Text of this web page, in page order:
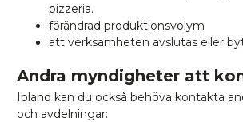
pizzeria.
förändrad produktionsvolym
att verksamheten avslutas eller
Andra myndigheter att
Ibland kan du också behöva kontakta
och avdelningar: